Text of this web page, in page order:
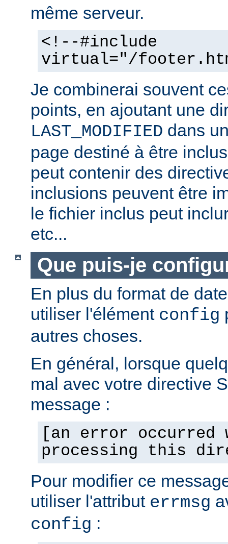
même serveur.
<!--#include
virtual="/
Je combinerai souvent
points, en ajoutant une
LAST_MODIFIED dans
page destiné à être
peut contenir des
inclusions peuvent être
le fichier inclus peut
etc...
Que puis-je
En plus du format de
utiliser l'élément config
autres choses.
En général, lorsque
mal avec votre directive
message :
[an error occurred
processing this
Pour modifier ce
utiliser l'attribut errmsg
config :